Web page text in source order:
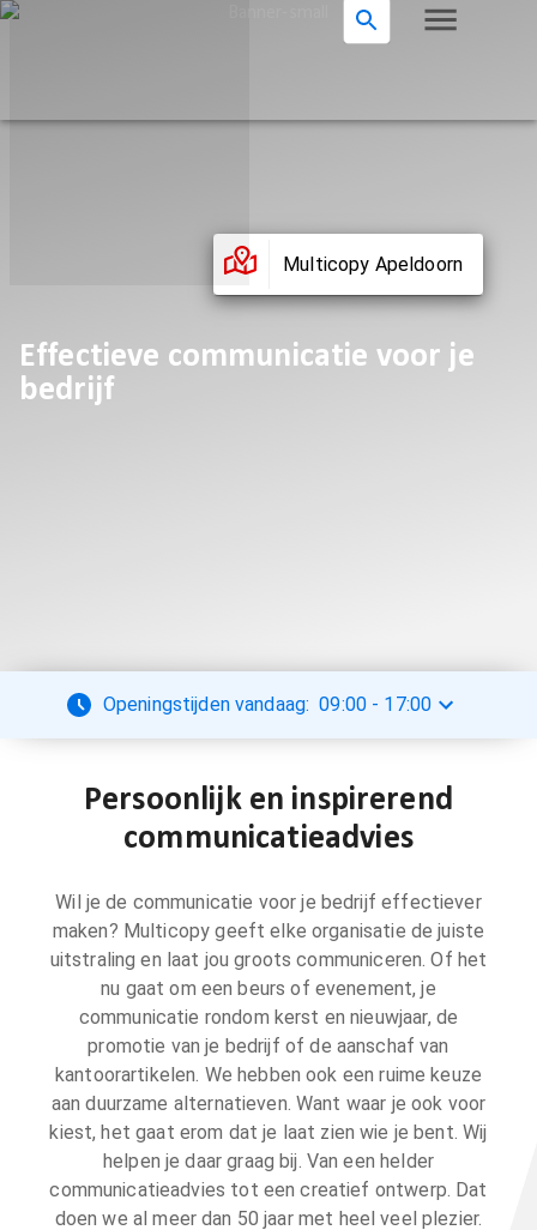
Multicopy Apeldoorn
Effectieve communicatie voor je
bedrijf
Openingstijden vandaag: 09:00 - 17:00
Persoonlijk en inspirerend
communicatieadvies
Wil je de communicatie voor je bedrijf effectiever
maken? Multicopy geeft elke organisatie de juiste
uitstraling en laat jou groots communiceren. Of het
nu gaat om een beurs of evenement, je
communicatie rondom kerst en nieuwjaar, de
promotie van je bedrijf of de aanschaf van
kantoorartikelen. We hebben ook een ruime keuze
aan duurzame alternatieven. Want waar je ook voor
kiest, het gaat erom dat je laat zien wie je bent. Wij
helpen je daar graag bij. Van een helder
communicatieadvies tot een creatief ontwerp. Dat
doen we al meer dan 50 jaar met heel veel plezier.